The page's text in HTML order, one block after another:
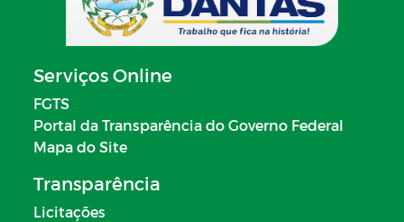
Serviços Online
FGTS
Portal da Transparência do Governo Federal
Mapa do Site
Transparência
Licitações